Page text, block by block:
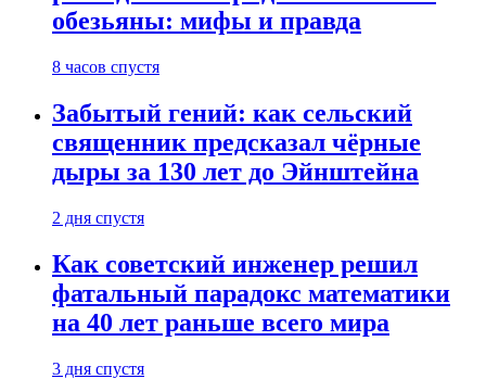
обезьяны: мифы и правда
8 часов спустя
Забытый гений: как сельский
священник предсказал чёрные
дыры за 130 лет до Эйнштейна
2 дня спустя
Как советский инженер решил
фатальный парадокс математики
на 40 лет раньше всего мира
3 дня спустя